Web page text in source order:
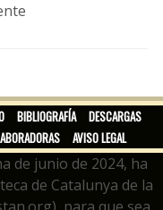
BIBLIOGRAFÍA
DESCARGAS
AVISO LEGAL
de junio de 2024, ha
de Catalunya de la